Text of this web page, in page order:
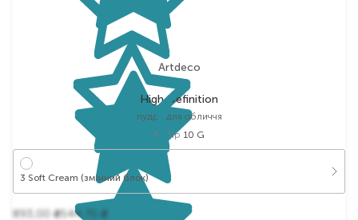
Artdeco
High Definition
пудра для обличчя
Вибір 10 G
3 Soft Cream (змінний блок)
893,00₴544,70
₴